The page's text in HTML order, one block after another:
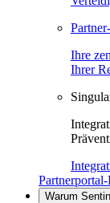
Ihre
Ihrer
Warum